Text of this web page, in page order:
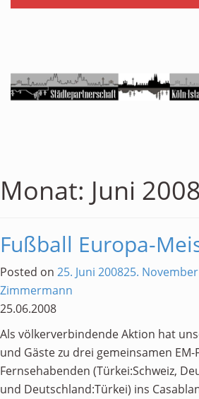
Monat: Juni 2008
Fußball Europa-
Posted on 25. Juni 200825.
Zimmermann
25.06.2008
Als völkerverbindende Aktion hat
und Gäste zu drei gemeinsamen EM-
Fernsehabenden (Türkei:Schweiz,
und Deutschland:Türkei) ins
START
KALENDER
GALERIE
Videos
Personen
Mitglied
Links &